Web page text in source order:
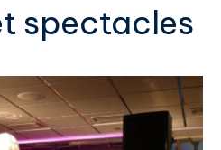
spectacles